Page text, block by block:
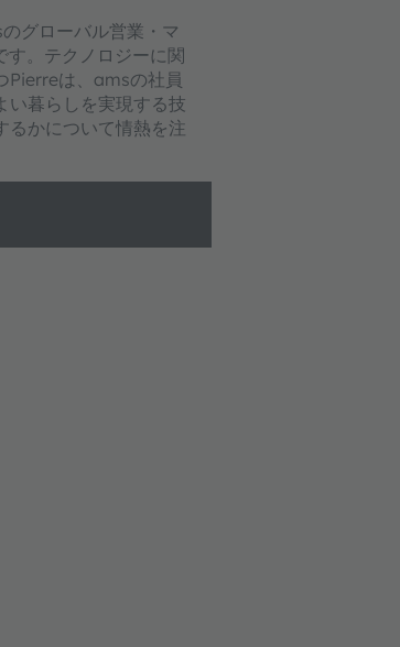
グローバル営業・マ
す。テクノロジーに関
Pierreは、amsの社員
い暮らしを実現する技
るかについて情熱を注